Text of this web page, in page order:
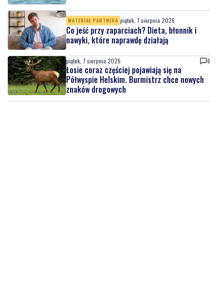
MATERIAŁ PARTNERA piątek, 7 sierpnia 2026
Co jeść przy zaparciach? Dieta, błonnik i
nawyki, które naprawdę działają
piątek, 7 sierpnia 2026 6
Łosie coraz częściej pojawiają się na
Półwyspie Helskim. Burmistrz chce nowych
znaków drogowych